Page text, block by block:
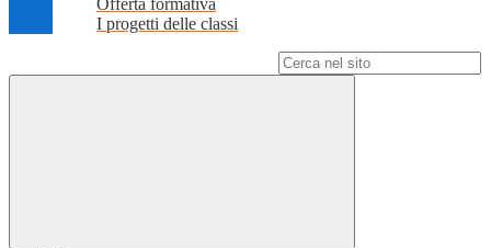
Offerta formativa
I progetti delle classi